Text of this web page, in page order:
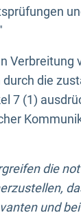
Verbreitung
die
7 (1)
die
und